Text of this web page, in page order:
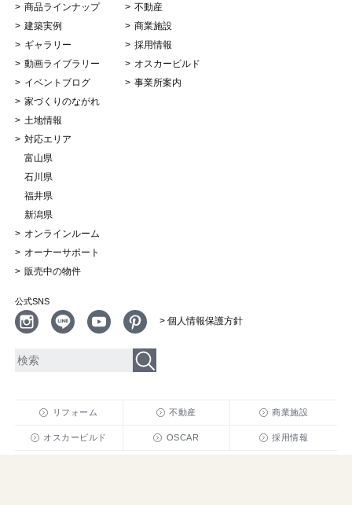
商品ラインナップ
建築実例
ギャラリー
動画ライブラリー
イベントブログ
家づくりのながれ
土地情報
対応エリア
富山県
石川県
福井県
新潟県
オンラインルーム
オーナーサポート
販売中の物件
不動産
商業施設
採用情報
オスカービルド
事業所案内
公式SNS
> 個人情報保護方針
リフォーム 不動産 商業施設
オスカービルド OSCAR 採用情報